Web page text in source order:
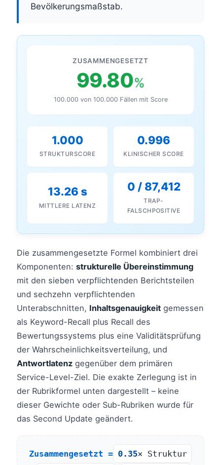
Bevölkerungsmaßstab.
ZUSAMMENGESETZT
99.80%
100.000 von 100.000 Fällen mit Score
1.000
STRUKTURSCORE
0.996
KLINISCHER SCORE
13.26 s
MITTLERE LATENZ
0 / 87,412
TRAP-
FALSCHPOSITIVE
Die zusammengesetzte Formel kombiniert drei
Komponenten: strukturelle Übereinstimmung
mit den sieben verpflichtenden Berichtsteilen
und sechzehn verpflichtenden
Unterabschnitten, Inhaltsgenauigkeit gemessen
als Keyword-Recall plus Recall des
Bewertungssystems plus eine Validitätsprüfung
der Wahrscheinlichkeitsverteilung, und
Antwortlatenz gegenüber dem primären
Service-Level-Ziel. Die exakte Zerlegung ist in
der Rubrikformel unten dargestellt – keine
dieser Gewichte oder Sub-Rubriken wurde für
das Second Update geändert.
Zusammengesetzt = 0.35× Struktur